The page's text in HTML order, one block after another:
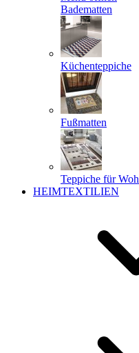
Badematten
Küchenteppiche
Fußmatten
Teppiche für
HEIMTEXTILIEN